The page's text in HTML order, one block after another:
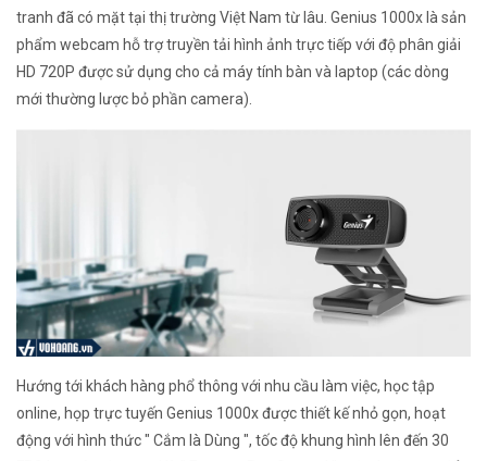
tranh đã có mặt tại thị trường Việt Nam từ lâu. Genius 1000x là sản
phẩm webcam hỗ trợ truyền tải hình ảnh trực tiếp với độ phân giải
HD 720P được sử dụng cho cả máy tính bàn và laptop (các dòng
mới thường lược bỏ phần camera).
Hướng tới khách hàng phổ thông với nhu cầu làm việc, học tập
online, họp trực tuyến Genius 1000x được thiết kế nhỏ gọn, hoạt
động với hình thức " Cắm là Dùng ", tốc độ khung hình lên đến 30